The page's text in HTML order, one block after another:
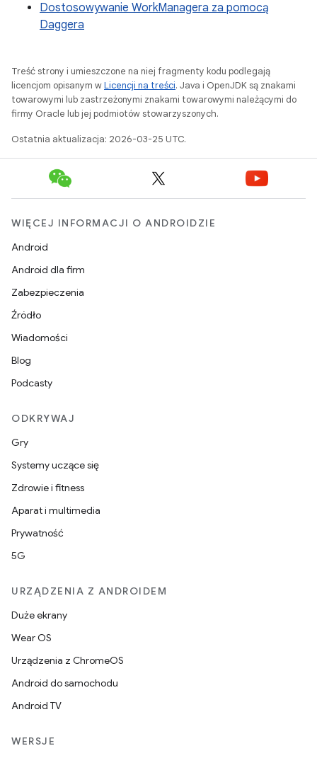
Dostosowywanie WorkManagera za pomocą
Daggera
Treść strony i umieszczone na niej fragmenty kodu podlegają
licencjom opisanym wLicencji na treści. Java i OpenJDK są znakami
towarowymi lub zastrzeżonymi znakami towarowymi należącymi do
firmy Oracle lub jej podmiotów stowarzyszonych.
Ostatnia aktualizacja: 2026-03-25 UTC.
WIĘCEJ INFORMACJI O ANDROIDZIE
Android
Android dla firm
Zabezpieczenia
Źródło
Wiadomości
Blog
Podcasty
ODKRYWAJ
Gry
Systemy uczące się
Zdrowie i fitness
Aparat i multimedia
Prywatność
5G
URZĄDZENIA Z ANDROIDEM
Duże ekrany
Wear OS
Urządzenia z ChromeOS
Android do samochodu
Android TV
WERSJE